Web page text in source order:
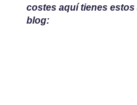
costes aquí tienes
blog: